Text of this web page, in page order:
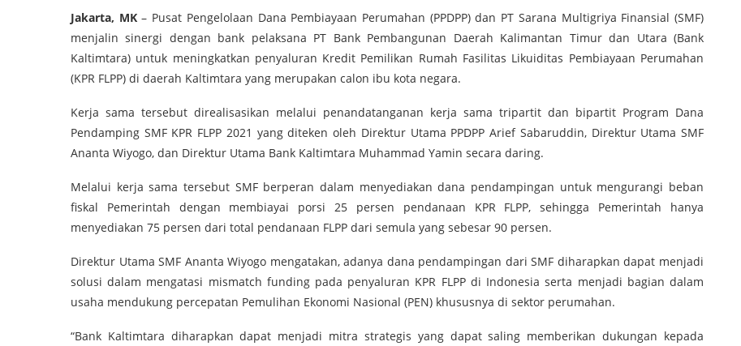
Jakarta, MK– Pusat Pengelolaan Dana Pembiayaan Perumahan (PPDPP) dan PT Sarana Multigriya Finansial (SMF)
menjalin sinergi dengan bank pelaksana PT Bank Pembangunan Daerah Kalimantan Timur dan Utara (Bank
Kaltimtara) untuk meningkatkan penyaluran Kredit Pemilikan Rumah Fasilitas Likuiditas Pembiayaan Perumahan
(KPR FLPP) di daerah Kaltimtara yang merupakan calon ibu kota negara.
Kerja sama tersebut direalisasikan melalui penandatanganan kerja sama tripartit dan bipartit Program Dana
Pendamping SMF KPR FLPP 2021 yang diteken oleh Direktur Utama PPDPP Arief Sabaruddin, Direktur Utama SMF
Ananta Wiyogo, dan Direktur Utama Bank Kaltimtara Muhammad Yamin secara daring.
Melalui kerja sama tersebut SMF berperan dalam menyediakan dana pendampingan untuk mengurangi beban
fiskal Pemerintah dengan membiayai porsi 25 persen pendanaan KPR FLPP, sehingga Pemerintah hanya
menyediakan 75 persen dari total pendanaan FLPP dari semula yang sebesar 90 persen.
Direktur Utama SMF Ananta Wiyogo mengatakan, adanya dana pendampingan dari SMF diharapkan dapat menjadi
solusi dalam mengatasi mismatch funding pada penyaluran KPR FLPP di Indonesia serta menjadi bagian dalam
usaha mendukung percepatan Pemulihan Ekonomi Nasional (PEN) khususnya di sektor perumahan.
“Bank Kaltimtara diharapkan dapat menjadi mitra strategis yang dapat saling memberikan dukungan kepada